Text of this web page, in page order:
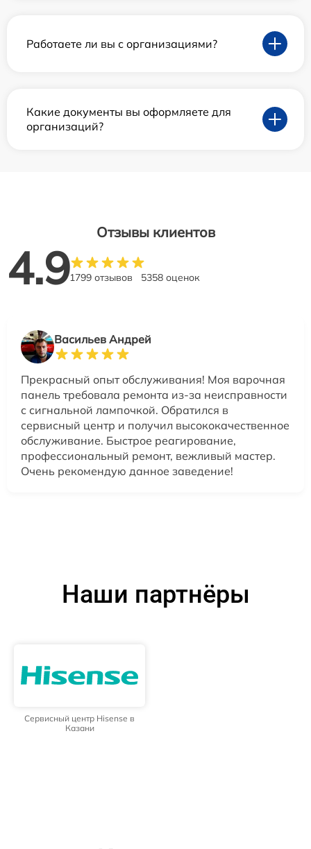
Работаете ли вы с организациями?
Какие документы вы оформляете для
организаций?
Отзывы клиентов
4.91799 отзывов 5358 оценок
Васильев Андрей
Прекрасный опыт обслуживания! Моя варочная
панель требовала ремонта из-за неисправности
с сигнальной лампочкой. Обратился в
сервисный центр и получил высококачественное
обслуживание. Быстрое реагирование,
профессиональный ремонт, вежливый мастер.
Очень рекомендую данное заведение!
Наши партнёры
Сервисный центр Hisense в
Казани